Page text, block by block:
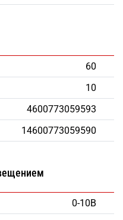
60
10
4600773059593
14600773059590
0-10В